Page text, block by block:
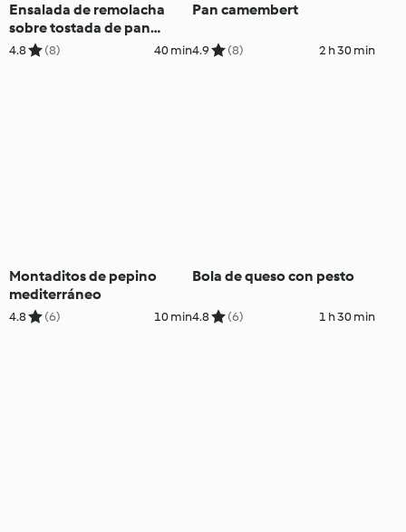
Ensalada de remolacha
sobre tostada de pan
integral con queso frito
4.8 (8) 40 min
Pan camembert
4.9 (8) 2 h 30 min
Montaditos de pepino
mediterráneo
4.8 (6) 10 min
Bola de queso con pesto
4.8 (6) 1 h 30 min